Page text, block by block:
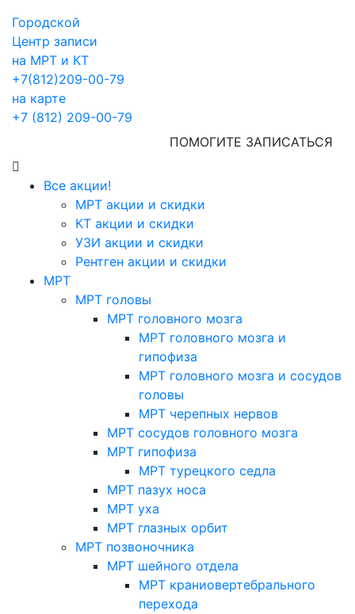
Городской
Центр записи
на МРТ и КТ
+7(812)209-00-79
на карте
+7 (812) 209-00-79
ПОМОГИТЕ ЗАПИСАТЬСЯ
Все акции!
МРТ акции и скидки
КТ акции и скидки
УЗИ акции и скидки
Рентген акции и скидки
МРТ
МРТ головы
МРТ головного мозга
МРТ головного мозга и
гипофиза
МРТ головного мозга и сосудов
головы
МРТ черепных нервов
МРТ сосудов головного мозга
МРТ гипофиза
МРТ турецкого седла
МРТ пазух носа
МРТ уха
МРТ глазных орбит
МРТ позвоночника
МРТ шейного отдела
МРТ краниовертебрального
перехода